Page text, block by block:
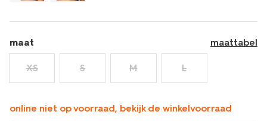
maat maattabel
XS S M L
online niet op voorraad, bekijk de winkelvoorraad